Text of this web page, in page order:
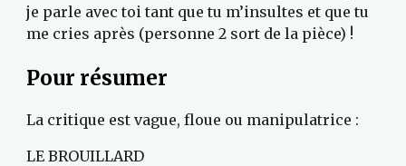
je parle avec toi tant que tu m’insultes et que tu
me cries après (personne 2 sort de la pièce) !
Pour résumer
La critique est vague, floue ou manipulatrice :
LE BROUILLARD